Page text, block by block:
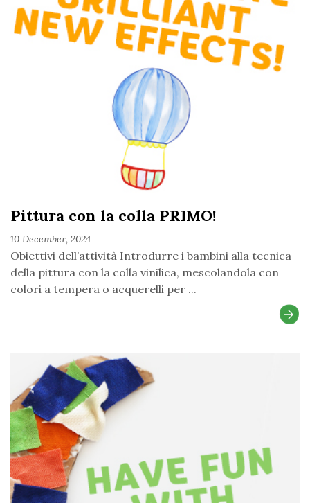
Pittura con la colla PRIMO!
10 December, 2024
Obiettivi dell’attività Introdurre i bambini alla tecnica
della pittura con la colla vinilica, mescolandola con
colori a tempera o acquerelli per ...